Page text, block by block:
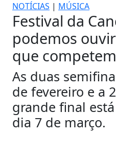
NOTÍCIAS | MÚSICA
Festival da
podemos
que
As duas
de fevereiro e a
grande final
dia 7 de março.